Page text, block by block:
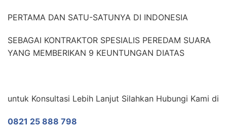
PERTAMA DAN SATU-SATUNYA DI INDONESIA
SEBAGAI KONTRAKTOR SPESIALIS PEREDAM SUARA
YANG MEMBERIKAN 9 KEUNTUNGAN DIATAS
untuk Konsultasi Lebih Lanjut Silahkan Hubungi Kami di
0821 25 888 798